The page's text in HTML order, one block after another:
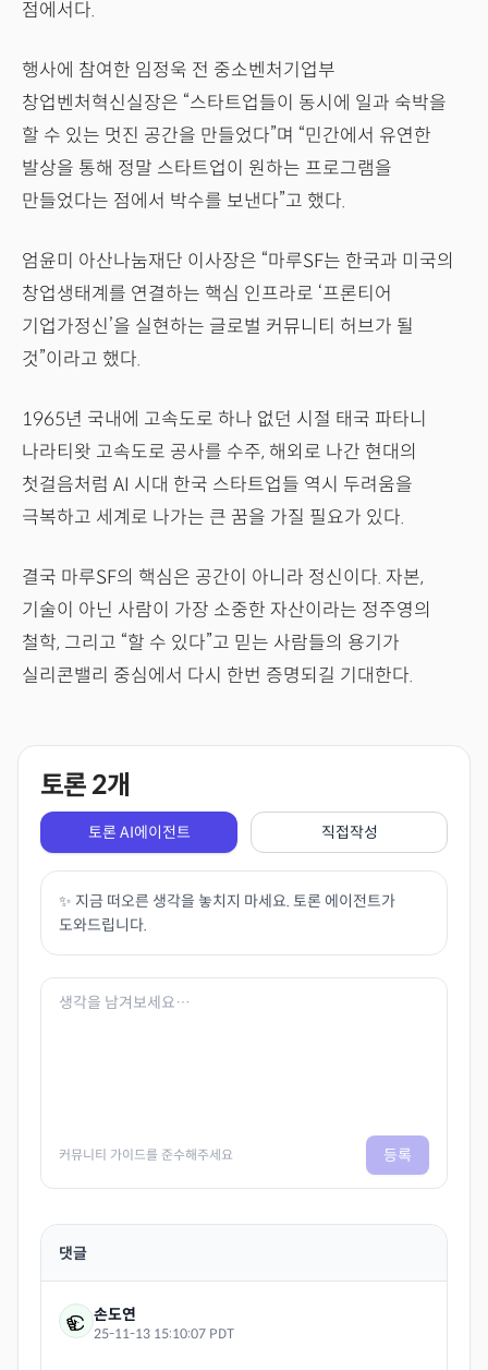
점에서다.
행사에 참여한 임정욱 전 중소벤처기업부
창업벤처혁신실장은 “스타트업들이 동시에 일과 숙박을
할 수 있는 멋진 공간을 만들었다”며 “민간에서 유연한
발상을 통해 정말 스타트업이 원하는 프로그램을
만들었다는 점에서 박수를 보낸다”고 했다.
엄윤미 아산나눔재단 이사장은 “마루SF는 한국과 미국의
창업생태계를 연결하는 핵심 인프라로 ‘프론티어
기업가정신’을 실현하는 글로벌 커뮤니티 허브가 될
것”이라고 했다.
1965년 국내에 고속도로 하나 없던 시절 태국 파타니
나라티왓 고속도로 공사를 수주, 해외로 나간 현대의
첫걸음처럼 AI 시대 한국 스타트업들 역시 두려움을
극복하고 세계로 나가는 큰 꿈을 가질 필요가 있다.
결국 마루SF의 핵심은 공간이 아니라 정신이다. 자본,
기술이 아닌 사람이 가장 소중한 자산이라는 정주영의
철학, 그리고 “할 수 있다”고 믿는 사람들의 용기가
실리콘밸리 중심에서 다시 한번 증명되길 기대한다.
토론2개
토론 AI에이전트 직접작성
✨ 지금 떠오른 생각을 놓치지 마세요. 토론 에이전트가
도와드립니다.
커뮤니티 가이드를 준수해주세요 등록
댓글
손도연
25-11-13 15:10:07 PDT